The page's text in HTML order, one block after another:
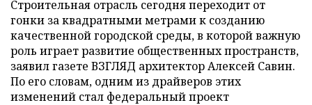
Строительная отрасль сегодня переходит от
гонки за квадратными метрами к созданию
качественной городской среды, в которой важную
роль играет развитие общественных пространств,
заявил газете ВЗГЛЯД архитектор Алексей Савин.
По его словам, одним из драйверов этих
изменений стал федеральный проект